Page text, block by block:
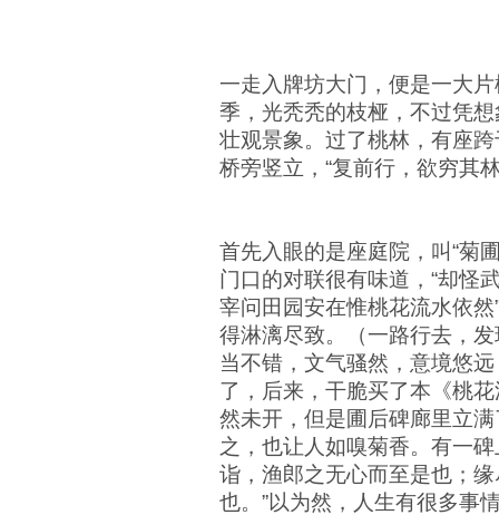
一走入牌坊大门，便是一大
季，光秃秃的枝桠，不过凭
壮观景象。过了桃林，有座跨
桥旁竖立，“复前行，欲穷其
首先入眼的是座庭院，叫“菊
门口的对联很有味道，“却怪
宰问田园安在惟桃花流水依
得淋漓尽致。（一路行去，
当不错，文气骚然，意境悠
了，后来，干脆买了本《桃
然未开，但是圃后碑廊里立
之，也让人如嗅菊香。有一
诣，渔郎之无心而至是也；
也。”以为然，人生有很多事